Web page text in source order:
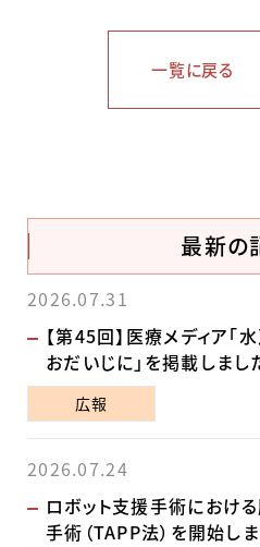
一覧に戻る
最新の
2026.07.31
【第45回】医療メディア
おだいじに」を掲載しまし
広報
2026.07.24
ロボット支援手術におけ
手術（TAPP法）を開始しま